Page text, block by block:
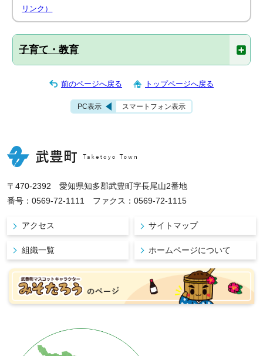
リンク）
子育て・教育
前のページへ戻る トップページへ戻る
PC表示 スマートフォン表示
〒470-2392 愛知県知多郡武豊町字長尾山2番地
番号：0569-72-1111 ファクス：0569-72-1115
アクセス サイトマップ
組織一覧 ホームページについて